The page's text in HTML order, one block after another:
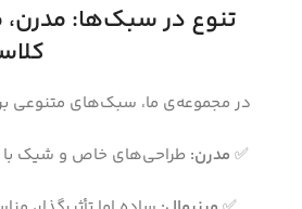
تنوع در سبک‌ها: مدرن،
در مجموعه‌ی ما، سبک‌های متنوعی
✅ مدرن: طراحی‌های خاص و شیک با